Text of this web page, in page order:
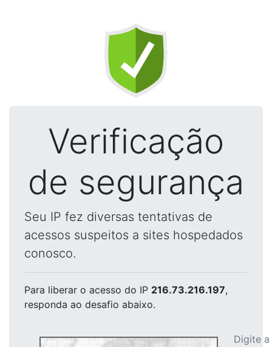
Verificação
de segurança
Seu IP fez diversas tentativas de
acessos suspeitos a sites hospedados
conosco.
Para liberar o acesso do IP 216.73.216.197,
responda ao desafio abaixo.
Digite